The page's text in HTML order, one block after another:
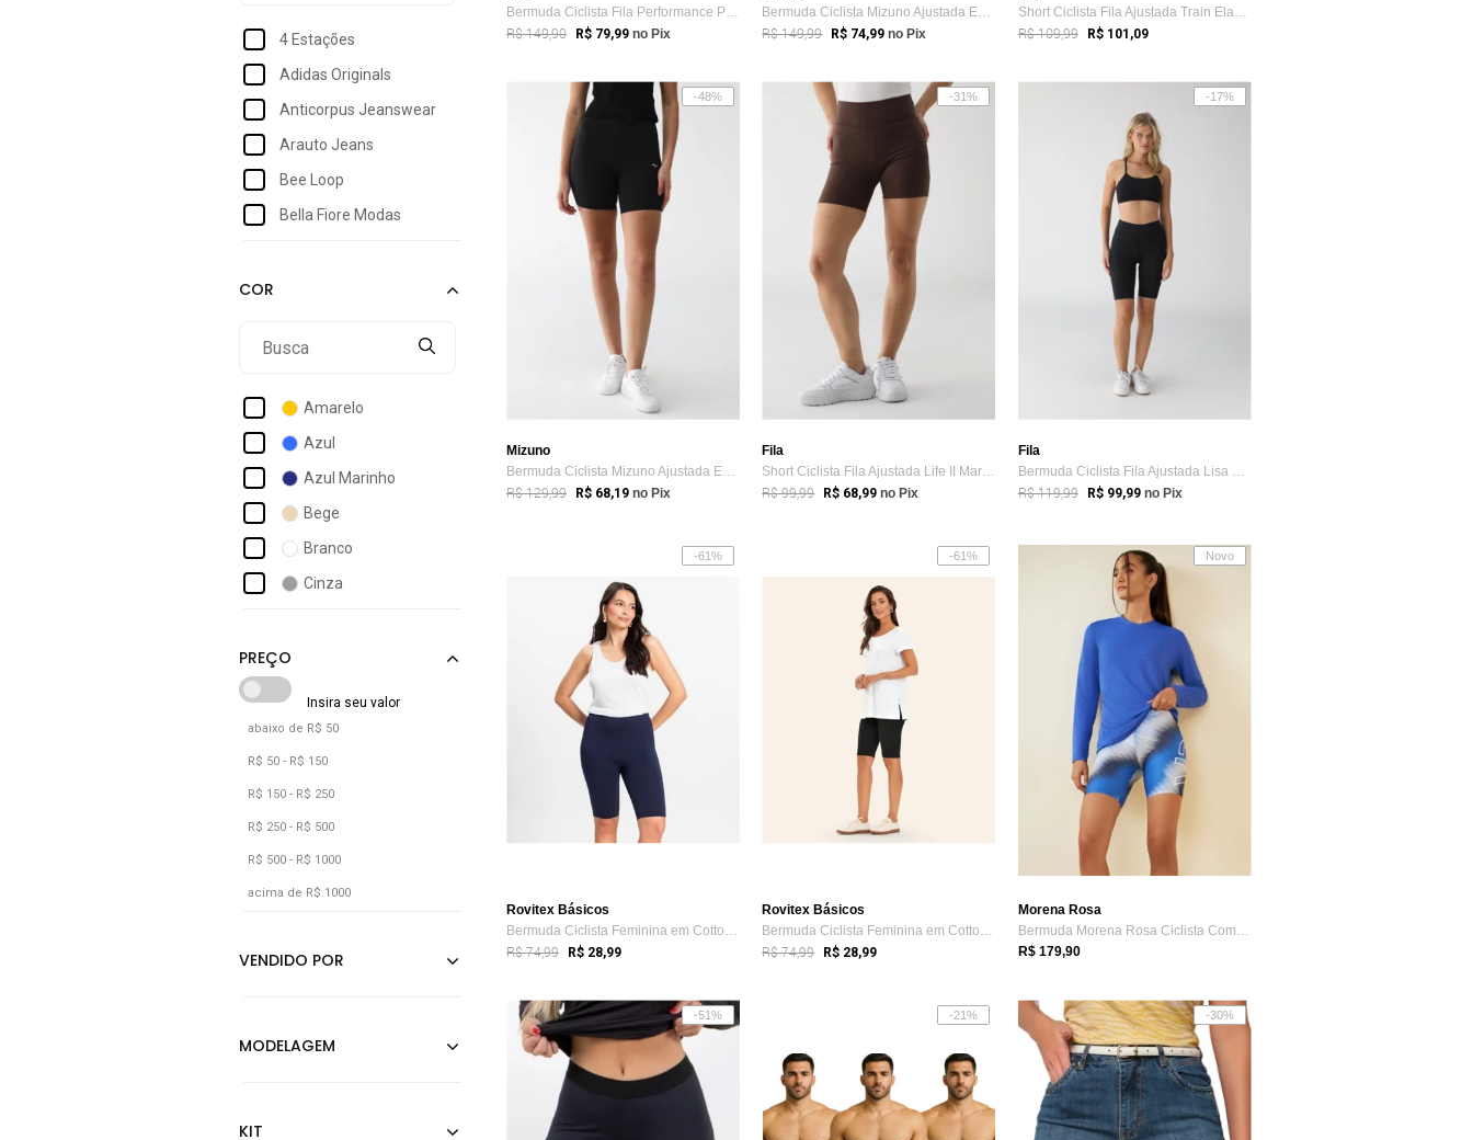
4 Estações
Adidas Originals
Anticorpus Jeanswear
Arauto Jeans
Bee Loop
Bella Fiore Modas
Bravaa Store
Gjr Modas
Amarelo
Azul
Azul Marinho
Bege
Branco
Cinza
Incolor
Jeans
Laranja
Marrom
Multicolorido
Off-white
Preto
Roxo
abaixo de R$ 50
R$ 50 - R$ 150
R$ 150 - R$ 250
R$ 250 - R$ 500
R$ 500 - R$ 1000
acima de R$ 1000
Bermuda Ciclista Fila Performance Preta
R$ 149,90 R$ 79,99 no Pix
Bermuda Ciclista Mizuno Ajustada Essence Vinho
R$ 149,99 R$ 74,99 no Pix
Short Ciclista Fila Ajustada Train Elastic V Preto
R$ 109,99 R$ 101,09
-48%
Mizuno
Bermuda Ciclista Mizuno Ajustada Essence Preta
R$ 129,99 R$ 68,19 no Pix
-31%
Fila
Short Ciclista Fila Ajustada Life II Marrom
R$ 99,99 R$ 68,99 no Pix
-17%
Fila
Bermuda Ciclista Fila Ajustada Lisa Preta
R$ 119,99 R$ 99,99 no Pix
-61%
Rovitex Básicos
Bermuda Ciclista Feminina em Cotton Pesa...
R$ 74,99 R$ 28,99
-61%
Rovitex Básicos
Bermuda Ciclista Feminina em Cotton Pesa...
R$ 74,99 R$ 28,99
Novo
Morena Rosa
Bermuda Morena Rosa Ciclista Com Silk Azul
R$ 179,90
-51% -21% -30%